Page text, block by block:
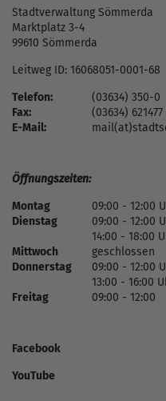
Stadtverwaltung Sömmerda
Marktplatz 3-4
99610 Sömmerda
Leitweg ID: 16068051-0001-68
Telefon:
(03634) 350-0
Fax:
(03634) 621477
E-Mail:
Öffnungszeiten:
Montag
09:00 - 12:00
Dienstag
09:00 - 12:00
14:00 - 18:00
Mittwoch
geschlossen
Donnerstag
09:00 - 12:00
13:00 - 16:00
Freitag
09:00 - 12:00
Facebook
YouTube